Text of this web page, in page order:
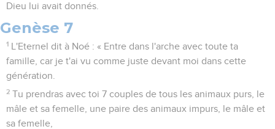
Dieu lui avait donnés.
Genèse 7
1 L'Eternel dit à Noé : « Entre dans l'arche avec toute ta
famille, car je t'ai vu comme juste devant moi dans cette
génération.
2 Tu prendras avec toi 7 couples de tous les animaux purs, le
mâle et sa femelle, une paire des animaux impurs, le mâle et
sa femelle,